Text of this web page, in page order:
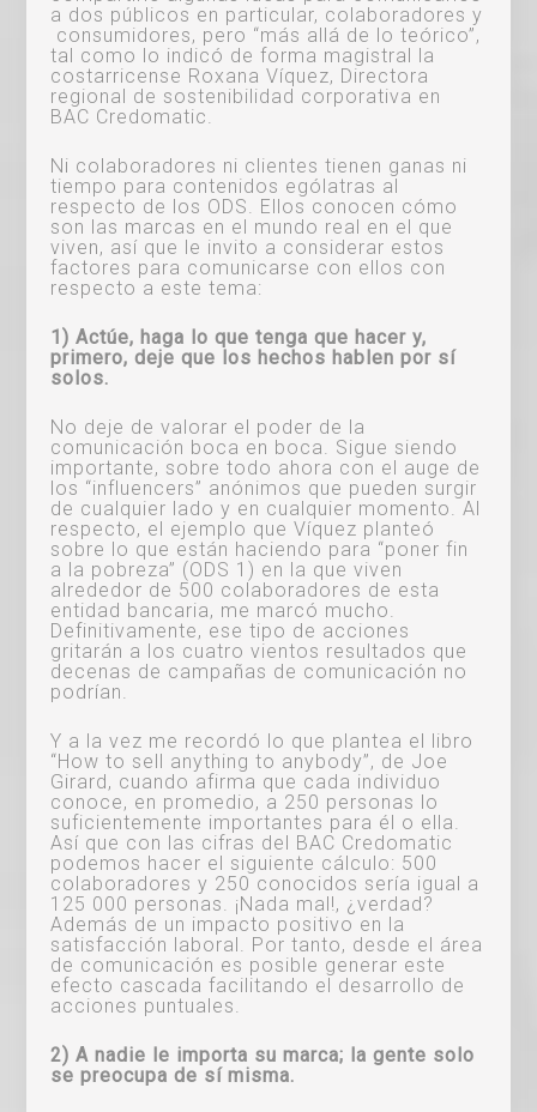
a dos públicos en particular, colaboradores y
consumidores, pero “más allá de lo teórico”,
tal como lo indicó de forma magistral la
costarricense Roxana Víquez, Directora
regional de sostenibilidad corporativa en
BAC Credomatic.
Ni colaboradores ni clientes tienen ganas ni
tiempo para contenidos ególatras al
respecto de los ODS. Ellos conocen cómo
son las marcas en el mundo real en el que
viven, así que le invito a considerar estos
factores para comunicarse con ellos con
respecto a este tema:
1) Actúe, haga lo que tenga que hacer y,
primero, deje que los hechos hablen por sí
solos.
No deje de valorar el poder de la
comunicación boca en boca. Sigue siendo
importante, sobre todo ahora con el auge de
los “influencers” anónimos que pueden surgir
de cualquier lado y en cualquier momento. Al
respecto, el ejemplo que Víquez planteó
sobre lo que están haciendo para “poner fin
a la pobreza” (ODS 1) en la que viven
alrededor de 500 colaboradores de esta
entidad bancaria, me marcó mucho.
Definitivamente, ese tipo de acciones
gritarán a los cuatro vientos resultados que
decenas de campañas de comunicación no
podrían.
Y a la vez me recordó lo que plantea el libro
“How to sell anything to anybody”, de Joe
Girard, cuando afirma que cada individuo
conoce, en promedio, a 250 personas lo
suficientemente importantes para él o ella.
Así que con las cifras del BAC Credomatic
podemos hacer el siguiente cálculo: 500
colaboradores y 250 conocidos sería igual a
125 000 personas. ¡Nada mal!, ¿verdad?
Además de un impacto positivo en la
satisfacción laboral. Por tanto, desde el área
de comunicación es posible generar este
efecto cascada facilitando el desarrollo de
acciones puntuales.
2) A nadie le importa su marca; la gente solo
se preocupa de sí misma.